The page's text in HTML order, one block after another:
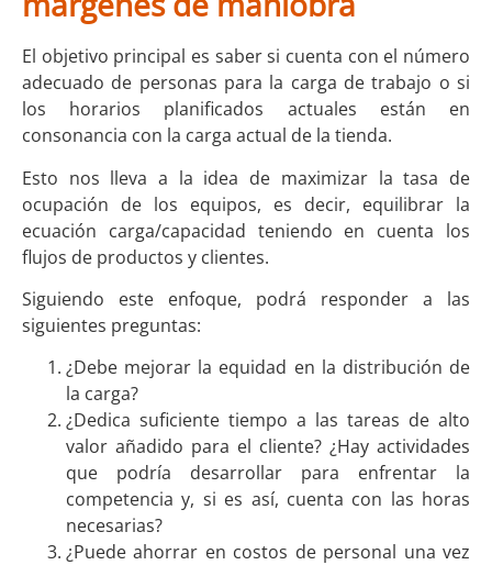
El objetivo principal es saber si cuenta con el número
adecuado de personas para la carga de trabajo o si
los horarios planificados actuales están en
consonancia con la carga actual de la tienda.
Esto nos lleva a la idea de maximizar la tasa de
ocupación de los equipos, es decir, equilibrar la
ecuación carga/capacidad teniendo en cuenta los
flujos de productos y clientes.
Siguiendo este enfoque, podrá responder a las
siguientes preguntas:
¿Debe mejorar la equidad en la distribución de
la carga?
¿Dedica suficiente tiempo a las tareas de alto
valor añadido para el cliente? ¿Hay actividades
que podría desarrollar para enfrentar la
competencia y, si es así, cuenta con las horas
necesarias?
¿Puede ahorrar en costos de personal una vez